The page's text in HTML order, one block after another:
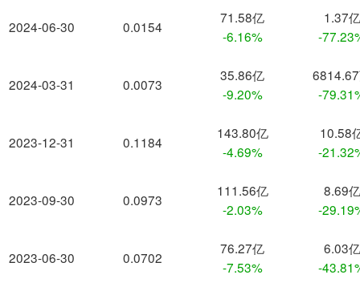
2024-06-30
2024-03-31
2023-12-31
2023-09-30
2023-06-30
0.0154
71.58亿
-6.16%
1.37亿
-
0.0073
35.86亿
-9.20%
-
0.1184
143.80亿
-4.69%
10.58
-
0.0973
111.56亿
-2.03%
8.69亿
-
0.0702
76.27亿
-7.53%
6.03亿
-